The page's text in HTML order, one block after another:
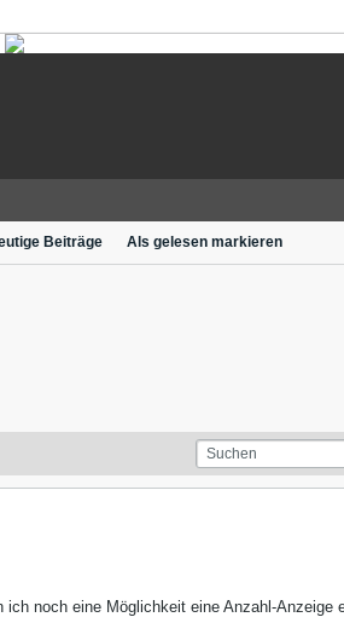
Beiträge Als gelesen markieren
noch eine Möglichkeit eine Anzahl-Anzeige